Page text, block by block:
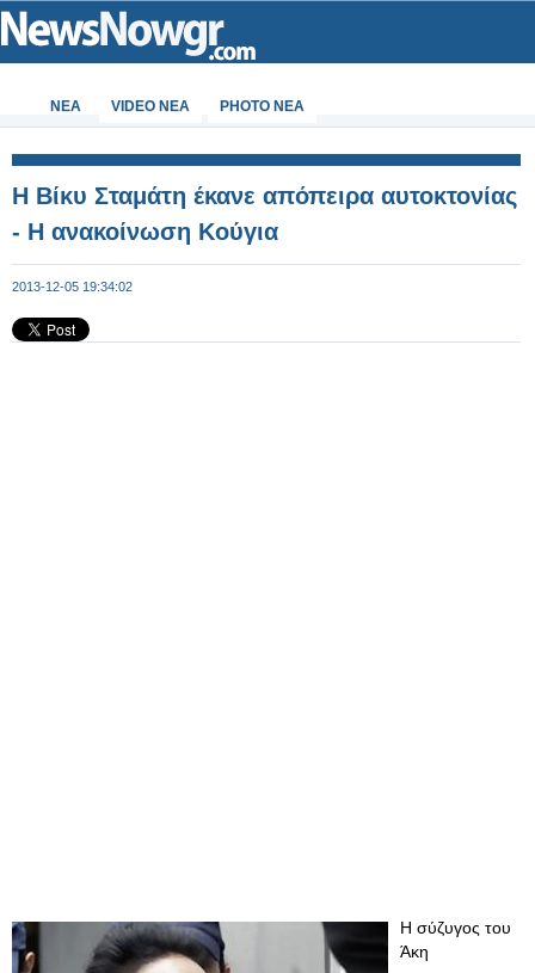
ΝΕΑ VIDEO NEA PHOTO NEA
Η Βίκυ Σταμάτη έκανε απόπειρα αυτοκτονίας
- Η ανακοίνωση Κούγια
2013-12-05 19:34:02
Η σύζυγος του
Άκη